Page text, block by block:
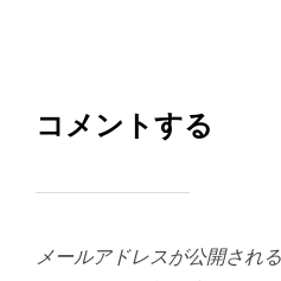
コメントする
メールアドレスが公開され